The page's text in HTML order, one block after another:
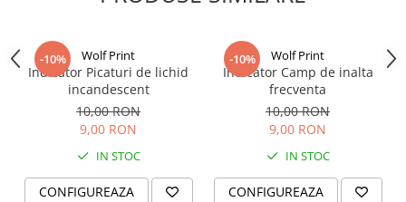
-10% Wolf Print
Indicator Picaturi de lichid
incandescent
10,00 RON
9,00 RON
IN STOC
CONFIGUREAZA
-10% Wolf Print
Indicator Camp de inalta
frecventa
10,00 RON
9,00 RON
IN STOC
CONFIGUREAZA